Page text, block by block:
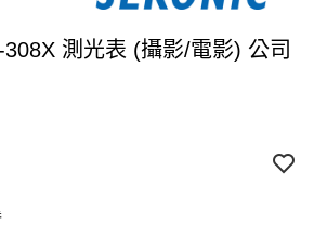
308X 測光表 (攝影/電影) 公司